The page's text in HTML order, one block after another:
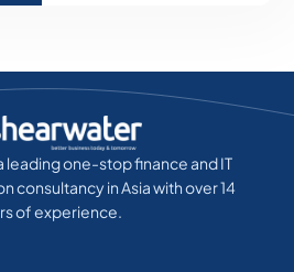
leading one-stop finance and IT
consultancy in Asia with over 14
of experience.